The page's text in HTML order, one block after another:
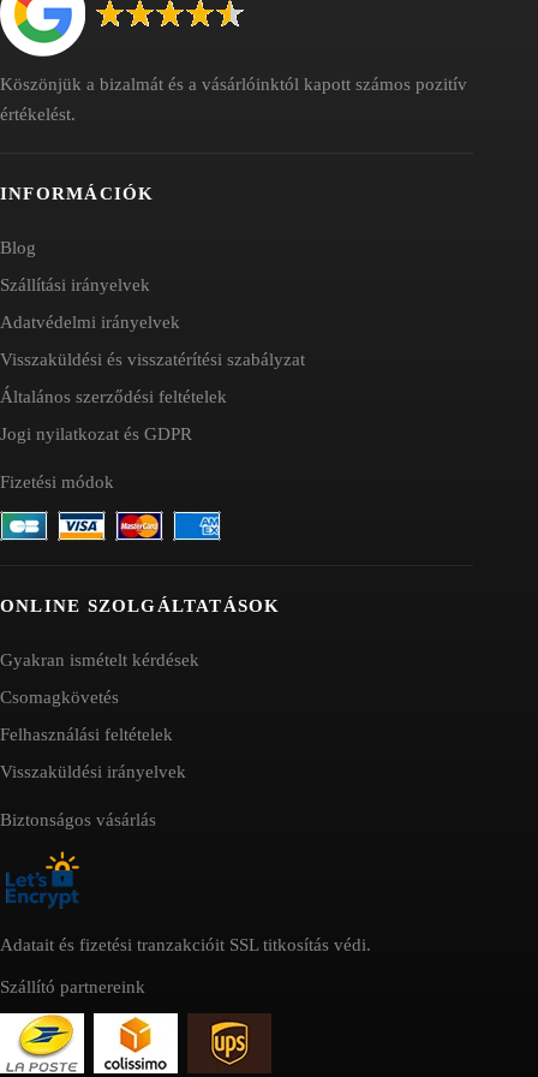
Köszönjük a bizalmát és a vásárlóinktól kapott számos pozitív
értékelést.
INFORMÁCIÓK
Blog
Szállítási irányelvek
Adatvédelmi irányelvek
Visszaküldési és visszatérítési szabályzat
Általános szerződési feltételek
Jogi nyilatkozat és GDPR
Fizetési módok
ONLINE SZOLGÁLTATÁSOK
Gyakran ismételt kérdések
Csomagkövetés
Felhasználási feltételek
Visszaküldési irányelvek
Biztonságos vásárlás
Adatait és fizetési tranzakcióit SSL titkosítás védi.
Szállító partnereink